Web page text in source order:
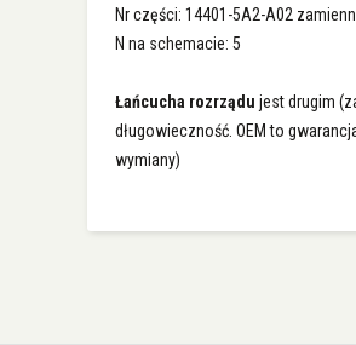
Nr części: 14401-5A2-A02
N na schemacie: 5
Łańcucha rozrządu jest drugim
długowieczność. OEM to
wymiany)